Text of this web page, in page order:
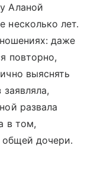
Аланой
лет.
даже
повторно,
выяснять
развала
в том,
общей дочери.